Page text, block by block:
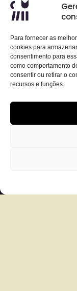
Para fornecer as
cookies para
consentimento para
como comportamento
consentir ou retirar o
recursos e funções.